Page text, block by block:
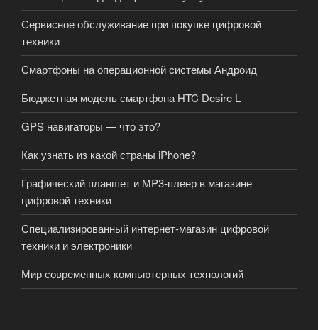
Сервисное обслуживание при покупке цифровой
техники
Смартфоны на операционной системы Андроид
Бюджетная модель смартфона HTC Desire L
GPS навигаторы — что это?
Как узнать из какой страны iPhone?
Графический планшет и MP3-плеер в магазине
цифровой техники
Специализированный интернет-магазин цифровой
техники и электроники
Мир современных компьютерных технологий